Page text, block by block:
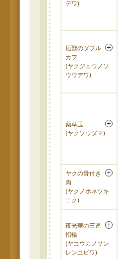
デワ)
厄獣のダブル
カフ
(ヤクジュウノソ
ウウデワ)
薬草玉
(ヤクソウダマ)
ヤクの骨付き
肉
(ヤクノホネツキ
ニク)
夜光華の三連
指輪
(ヤコウカノサン
レンユビワ)